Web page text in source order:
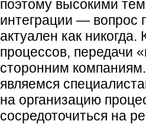
поэтому высокими
интеграции — вопрос
актуален как
процессов, передачи
сторонним
являемся
на организацию
сосредоточиться на